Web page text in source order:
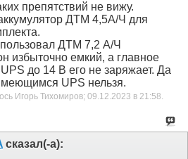
препятствий не вижу.
ДТМ 4,5А/Ч для
ДТМ 7,2 А/Ч
избыточно емкий, а главное
до 14 В его не заряжает. Да
UPS нельзя.
Игорь Тихомиров; 09.12.2023 в 21:58.
сказал(-а):